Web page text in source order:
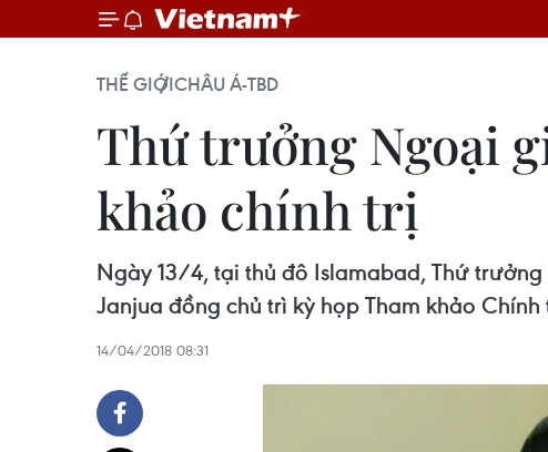
THẾ GIỚICHÂU Á-TBD
Thứ trưởng Ngoại
khảo chính trị
Ngày 13/4, tại thủ đô Islamabad, Thứ
Janjua đồng chủ trì kỳ họp Tham khảo
14/04/2018 08:31